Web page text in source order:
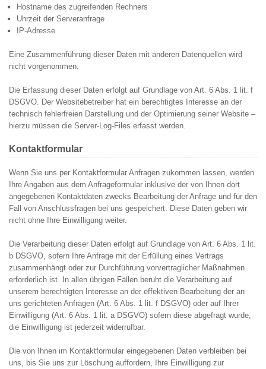
Hostname des zugreifenden Rechners
Uhrzeit der Serveranfrage
IP-Adresse
Eine Zusammenführung dieser Daten mit anderen Datenquellen wird
nicht vorgenommen.
Die Erfassung dieser Daten erfolgt auf Grundlage von Art. 6 Abs. 1 lit. f
DSGVO. Der Websitebetreiber hat ein berechtigtes Interesse an der
technisch fehlerfreien Darstellung und der Optimierung seiner Website –
hierzu müssen die Server-Log-Files erfasst werden.
Kontaktformular
Wenn Sie uns per Kontaktformular Anfragen zukommen lassen, werden
Ihre Angaben aus dem Anfrageformular inklusive der von Ihnen dort
angegebenen Kontaktdaten zwecks Bearbeitung der Anfrage und für den
Fall von Anschlussfragen bei uns gespeichert. Diese Daten geben wir
nicht ohne Ihre Einwilligung weiter.
Die Verarbeitung dieser Daten erfolgt auf Grundlage von Art. 6 Abs. 1 lit.
b DSGVO, sofern Ihre Anfrage mit der Erfüllung eines Vertrags
zusammenhängt oder zur Durchführung vorvertraglicher Maßnahmen
erforderlich ist. In allen übrigen Fällen beruht die Verarbeitung auf
unserem berechtigten Interesse an der effektiven Bearbeitung der an
uns gerichteten Anfragen (Art. 6 Abs. 1 lit. f DSGVO) oder auf Ihrer
Einwilligung (Art. 6 Abs. 1 lit. a DSGVO) sofern diese abgefragt wurde;
die Einwilligung ist jederzeit widerrufbar.
Die von Ihnen im Kontaktformular eingegebenen Daten verbleiben bei
uns, bis Sie uns zur Löschung auffordern, Ihre Einwilligung zur